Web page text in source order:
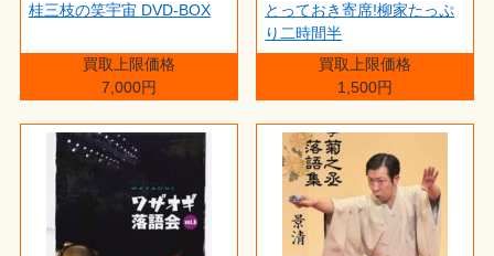
桂三枝の笑宇宙 DVD-BOX
買取上限価格
7,000円
とっておき寄席!柳家たっぷ
り二時間半
買取上限価格
1,500円